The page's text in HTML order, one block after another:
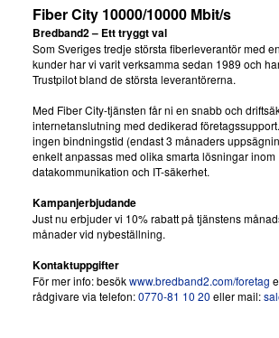
Fiber City 10000/10000 Mbit/s
Bredband2 – Ett tryggt val
Som Sveriges tredje största fiberleverantör med
kunder har vi varit verksamma sedan 1989 och
Trustpilot bland de största leverantörerna.
Med Fiber City-tjänsten får ni en snabb och
internetanslutning med dedikerad
ingen bindningstid (endast 3 månaders
enkelt anpassas med olika smarta lösningar inom
datakommunikation och IT-säkerhet.
Kampanjerbjudande
Just nu erbjuder vi 10% rabatt på tjänstens
månader vid nybeställning.
Kontaktuppgifter
För mer info: besökwww.bredband2.com/foretag
rådgivare via telefon:0770-81 10 20 eller mail: